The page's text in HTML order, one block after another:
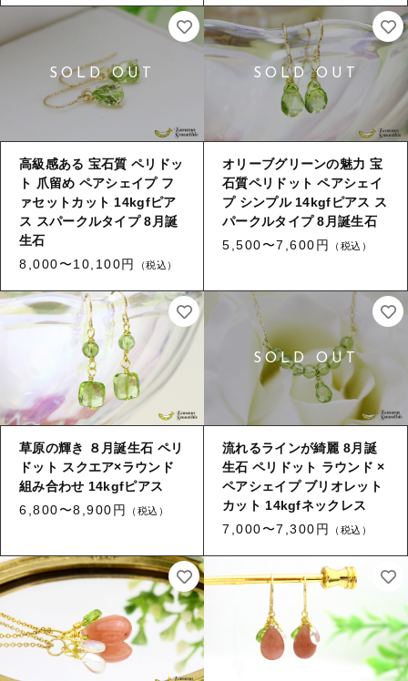
高級感ある 宝石質 ペリドッ
ト 爪留め ペアシェイプ フ
ァセットカット 14kgfピア
ス スパークルタイプ 8月誕
生石
8,000〜10,100円
（税込）
オリーブグリーンの魅力 宝
石質ペリドット ペアシェイ
プ シンプル 14kgfピアス ス
パークルタイプ 8月誕生石
5,500〜7,600円
（税込）
草原の輝き ８月誕生石 ペリ
ドット スクエア×ラウンド
組み合わせ 14kgfピアス
6,800〜8,900円
（税込）
流れるラインが綺麗 8月誕
生石 ペリドット ラウンド ×
ペアシェイプ ブリオレット
カット 14kgfネックレス
7,000〜7,300円
（税込）
HAPPY BAG
-Color Type-
新着商品
セール
当店について
お知らせ
ブログ
ご利用ガイド
お問い合わせ
ログイン
-Stone Type-
誕生石
在庫あり セール
並び順